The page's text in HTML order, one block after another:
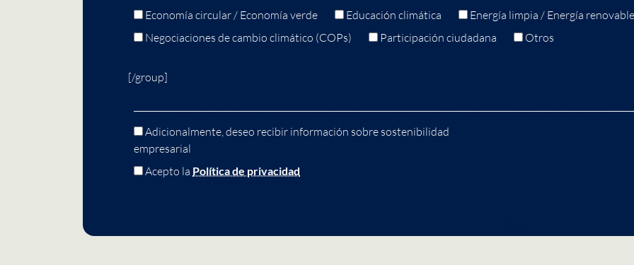
Economía circular / Economía verde
Educación climática Energía limpia / Energía renovable
Negociaciones de cambio climático (COPs)
Participación ciudadana Otros
[/group]
Adicionalmente, deseo recibir información sobre sostenibilidad
empresarial
Acepto la Política de privacidad